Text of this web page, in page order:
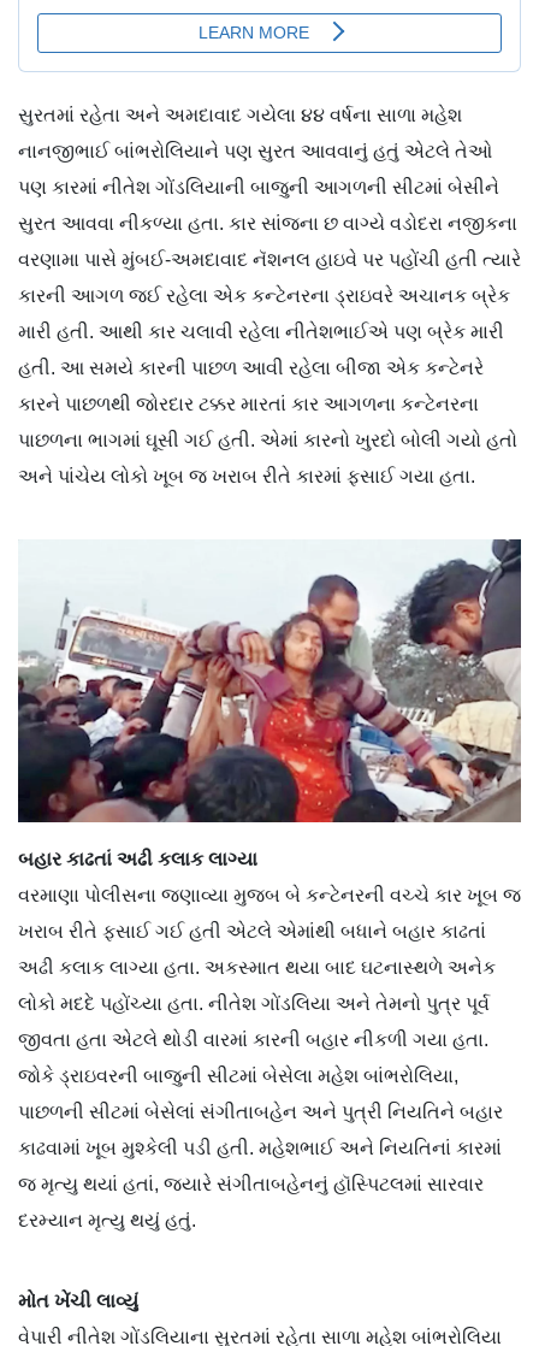
સુરતમાં રહેતા અને અમદાવાદ ગયેલા ૪૪ વર્ષના સાળા મહેશ
નાનજીભાઈ બાંભરોલિયાને પણ સુરત આવવાનું હતું એટલે તેઓ
પણ કારમાં નીતેશ ગોંડલિયાની બાજુની આગળની સીટમાં બેસીને
સુરત આવવા નીકળ્યા હતા. કાર સાંજના છ વાગ્યે વડોદરા નજીકના
વરણામા પાસે મુંબઈ-અમદાવાદ નૅશનલ હાઇવે પર પહોંચી હતી ત્યારે
કારની આગળ જઈ રહેલા એક કન્ટેનરના ડ્રાઇવરે અચાનક બ્રેક
મારી હતી. આથી કાર ચલાવી રહેલા નીતેશભાઈએ પણ બ્રેક મારી
હતી. આ સમયે કારની પાછળ આવી રહેલા બીજા એક કન્ટેનરે
કારને પાછળથી જોરદાર ટક્કર મારતાં કાર આગળના કન્ટેનરના
પાછળના ભાગમાં ઘૂસી ગઈ હતી. એમાં કારનો ખુરદો બોલી ગયો હતો
અને પાંચેય લોકો ખૂબ જ ખરાબ રીતે કારમાં ફસાઈ ગયા હતા.
બહાર કાઢતાં અઢી કલાક લાગ્યા
વરમાણા પોલીસના જણાવ્યા મુજબ બે કન્ટેનરની વચ્ચે કાર ખૂબ જ
ખરાબ રીતે ફસાઈ ગઈ હતી એટલે એમાંથી બધાને બહાર કાઢતાં
અઢી કલાક લાગ્યા હતા. અકસ્માત થયા બાદ ઘટનાસ્થળે અનેક
લોકો મદદે પહોંચ્યા હતા. નીતેશ ગોંડલિયા અને તેમનો પુત્ર પૂર્વ
જીવતા હતા એટલે થોડી વારમાં કારની બહાર નીકળી ગયા હતા.
જોકે ડ્રાઇવરની બાજુની સીટમાં બેસેલા મહેશ બાંભરોલિયા,
પાછળની સીટમાં બેસેલાં સંગીતાબહેન અને પુત્રી નિયતિને બહાર
કાઢવામાં ખૂબ મુશ્કેલી પડી હતી. મહેશભાઈ અને નિયતિનાં કારમાં
જ મૃત્યુ થયાં હતાં, જ્યારે સંગીતાબહેનનું હૉસ્પિટલમાં સારવાર
દરમ્યાન મૃત્યુ થયું હતું.
મોત ખેંચી લાવ્યું
વેપારી નીતેશ ગોંડલિયાના સુરતમાં રહેતા સાળા મહેશ બાંભરોલિયા